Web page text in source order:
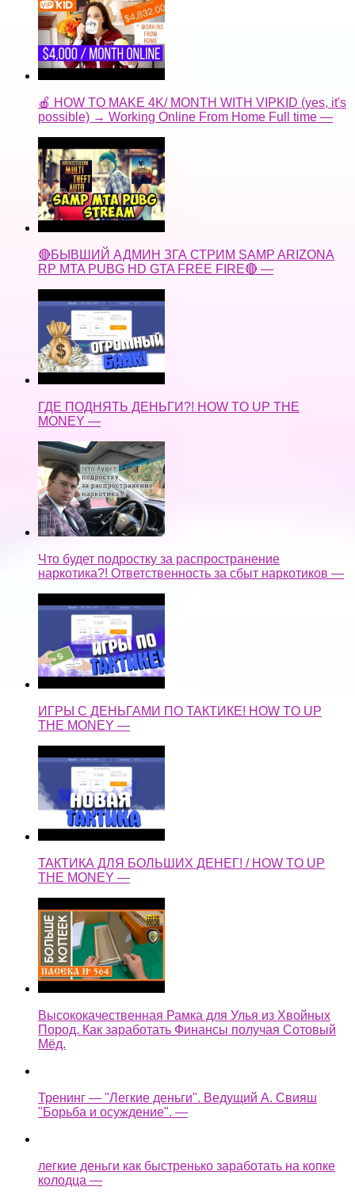
🍎 HOW TO MAKE 4K/ MONTH WITH VIPKID (yes, it's
possible) → Working Online From Home Full time —
🔴БЫВШИЙ АДМИН ЗГА СТРИМ SAMP ARIZONA
RP MTA PUBG HD GTA FREE FIRE🔴 —
ГДЕ ПОДНЯТЬ ДЕНЬГИ?! HOW TO UP THE
MONEY —
Что будет подростку за распространение
наркотика?! Ответственность за сбыт наркотиков —
ИГРЫ С ДЕНЬГАМИ ПО ТАКТИКЕ! HOW TO UP
THE MONEY —
ТАКТИКА ДЛЯ БОЛЬШИХ ДЕНЕГ! / HOW TO UP
THE MONEY —
Высококачественная Рамка для Улья из Хвойных
Пород. Как заработать Финансы получая Сотовый
Мёд.
Тренинг — "Легкие деньги". Ведущий А. Свияш
"Борьба и осуждение". —
легкие деньги как быстренько заработать на копке
колодца —